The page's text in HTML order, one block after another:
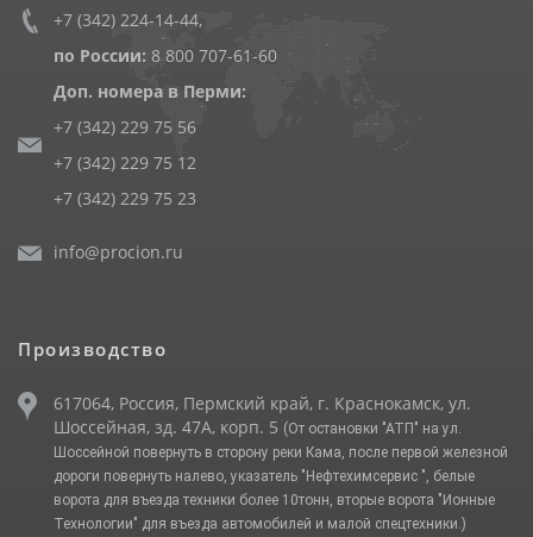
+7 (342) 224-14-44,
по России: 8 800 707-61-60
Доп. номера в Перми:
+7 (342) 229 75 56
+7 (342) 229 75 12
+7 (342) 229 75 23
info@procion.ru
Производство
617064, Россия, Пермский край, г. Краснокамск, ул.
Шоссейная, зд. 47А, корп. 5 (От остановки "АТП" на ул.
Шоссейной повернуть в сторону реки Кама, после первой железной
дороги повернуть налево, указатель "Нефтехимсервис ", белые
ворота для въезда техники более 10тонн, вторые ворота "Ионные
Технологии" для въезда автомобилей и малой спецтехники.)